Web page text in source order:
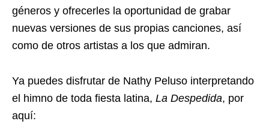
géneros y ofrecerles la oportunidad de grabar
nuevas versiones de sus propias canciones, así
como de otros artistas a los que admiran.
Ya puedes disfrutar de Nathy Peluso interpretando
el himno de toda fiesta latina, La Despedida, por
aquí: